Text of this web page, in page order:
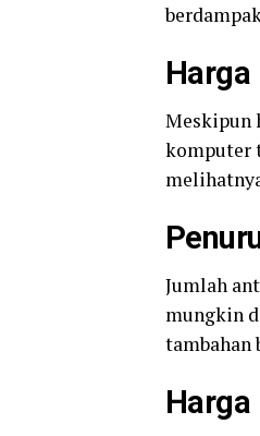
Meskipun
komputer
Jumlah
mungkin
tambahan
Harga